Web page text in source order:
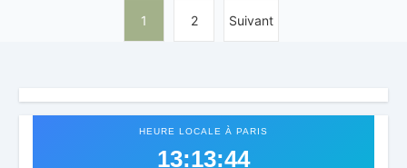
1 2 Suivant
HEURE LOCALE À PARIS
13:13:47